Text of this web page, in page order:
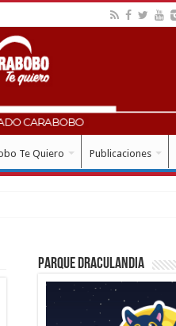
Te Quiero Publicaciones
Parque Draculandia